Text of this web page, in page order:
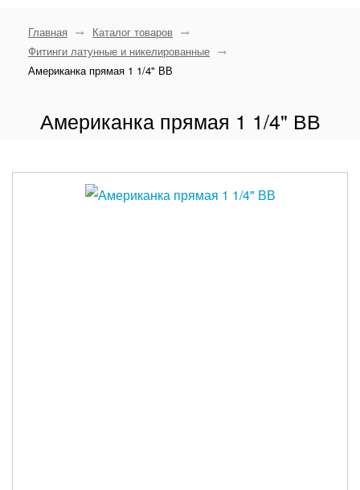
Главная
Каталог товаров
Фитинги латунные и никелированные
Американка прямая 1 1/4" ВВ
Американка прямая 1 1/4" ВВ